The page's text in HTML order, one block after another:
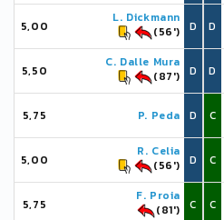
5,00
L. Dickmann
(56')
D
5,50
C. Dalle Mura
(87')
D
5,75 P. Peda D
5,00
R. Celia
(56')
D
5,75
F. Proia
(81')
C
D
D
C
C
C